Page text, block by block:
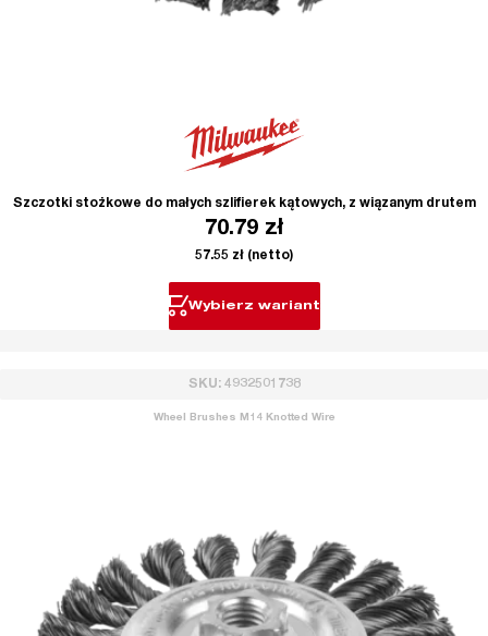
Szczotki stożkowe do małych szlifierek kątowych, z wiązanym drutem
70.79 zł
57.55 zł (netto)
Wybierz wariant
SKU: 4932501738
Wheel Brushes M14 Knotted Wire